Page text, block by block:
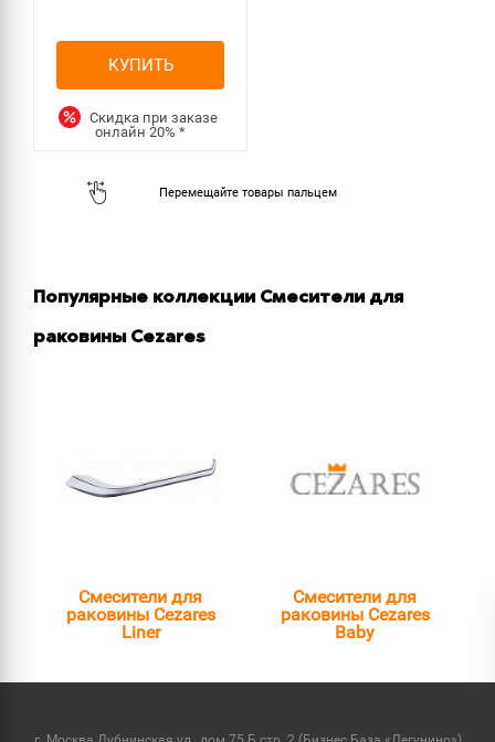
КУПИТЬ
Скидка при заказе
онлайн20%*
Популярные коллекции Смесители для
раковины Cezares
Смесители для
раковины Cezares
Liner
Смесители для
раковины Cezares
Baby